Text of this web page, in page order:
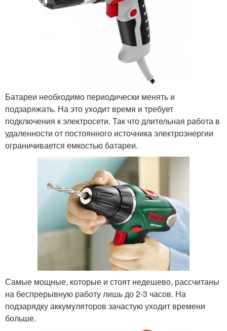
Батареи необходимо периодически менять и
подзаряжать. На это уходит время и требует
подключения к электросети. Так что длительная работа в
удаленности от постоянного источника электроэнергии
ограничивается емкостью батареи.
Самые мощные, которые и стоят недешево, рассчитаны
на беспрерывную работу лишь до 2-3 часов. На
подзарядку аккумуляторов зачастую уходит времени
больше.